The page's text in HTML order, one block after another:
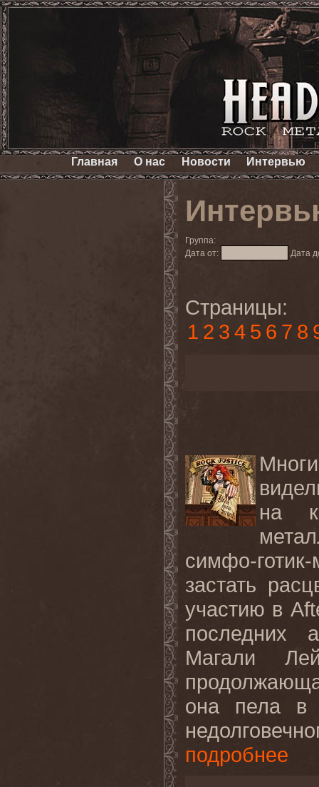
Главная О нас Новости Интервью
Группа:
Дата от:
Дата
Страницы:
1 2 3 4 5 6 7 8
на
симфо-
застать
участию в
последних
Магали
она пела в
подробнее